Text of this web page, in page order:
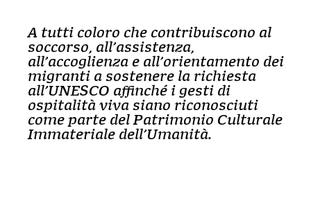
A tutti coloro che contribuiscono al
soccorso, all’assistenza,
all’accoglienza e all’orientamento dei
migranti a sostenere la richiesta
all’UNESCO affinché i gesti di
ospitalità viva siano riconosciuti
come parte del Patrimonio Culturale
Immateriale dell’Umanità.